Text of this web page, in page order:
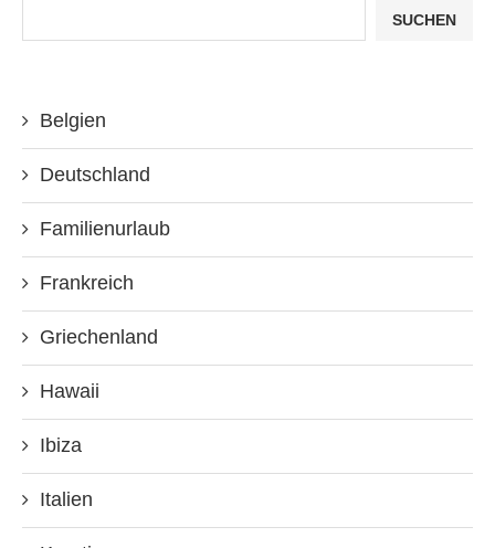
SUCHEN
Belgien
Deutschland
Familienurlaub
Frankreich
Griechenland
Hawaii
Ibiza
Italien